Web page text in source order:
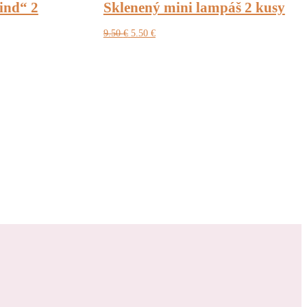
2
Sklenený mini lampáš 2 kusy
9.50€ Pôvodná
5.50 €Aktuálna